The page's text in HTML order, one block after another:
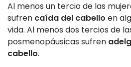
Al menos un tercio de las
sufren caída del cabello en
vida. Al menos dos tercios de
posmenopáusicas sufren
cabello.